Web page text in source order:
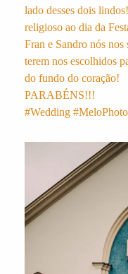
lado desses dois
religioso ao dia da
Fran e Sandro nós
terem nos escolhidos
do fundo do coração!
PARABÉNS!!!
#Wedding